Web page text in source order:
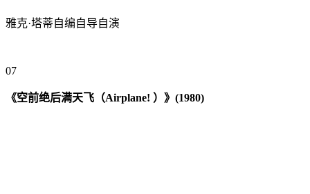
雅克·塔蒂自编自导自演
07
《空前绝后满天飞（Airplane! ）》(1980)